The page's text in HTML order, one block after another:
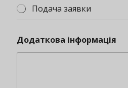
Подача заявки
Додаткова інформація